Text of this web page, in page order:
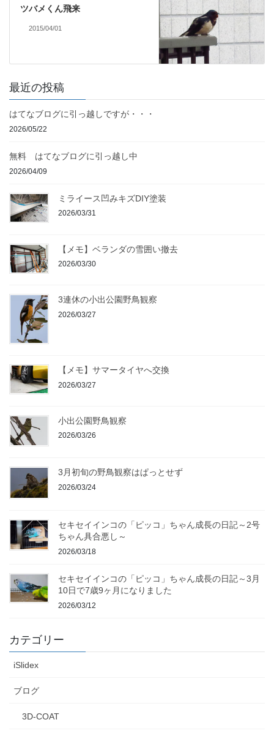
ツバメくん飛来
2015/04/01
最近の投稿
はてなブログに引っ越しですが・・・
2026/05/22
無料 はてなブログに引っ越し中
2026/04/09
ミライース凹みキズDIY塗装
2026/03/31
【メモ】ベランダの雪囲い撤去
2026/03/30
3連休の小出公園野鳥観察
2026/03/27
【メモ】サマータイヤへ交換
2026/03/27
小出公園野鳥観察
2026/03/26
3月初旬の野鳥観察はぱっとせず
2026/03/24
セキセイインコの「ピッコ」ちゃん成長の日記～2号
ちゃん具合悪し～
2026/03/18
セキセイインコの「ピッコ」ちゃん成長の日記～3月
10日で7歳9ヶ月になりました
2026/03/12
カテゴリー
iSlidex
ブログ
3D-COAT